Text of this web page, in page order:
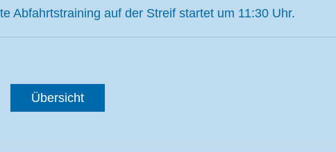
Abfahrtstraining auf der Streif startet um 11:30 Uhr.
Übersicht